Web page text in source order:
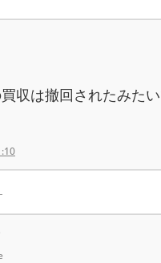
収は撤回されたみた